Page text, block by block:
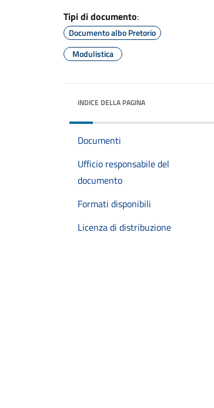
Tipi di documento:
Documento albo Pretorio
Modulistica
INDICE DELLA PAGINA
Documenti
Ufficio responsabile del
documento
Formati disponibili
Licenza di distribuzione